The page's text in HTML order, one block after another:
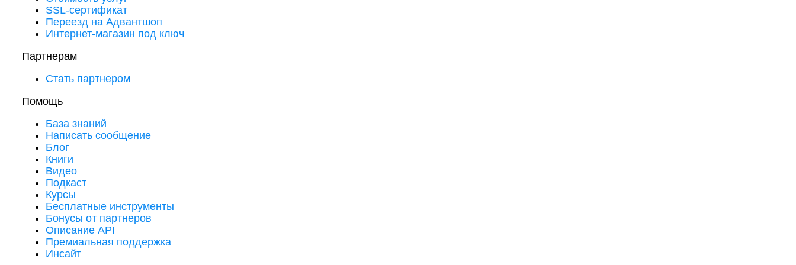
SSL-сертификат
Переезд на Адвантшоп
Интернет-магазин под ключ
Партнерам
Стать партнером
Помощь
База знаний
Написать сообщение
Блог
Книги
Видео
Подкаст
Курсы
Бесплатные инструменты
Бонусы от партнеров
Описание API
Премиальная поддержка
Инсайт